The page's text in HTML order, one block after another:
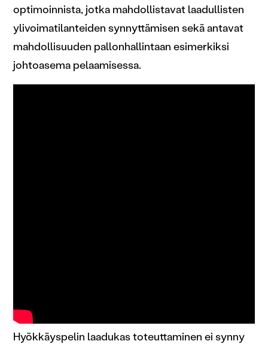
optimoinnista, jotka mahdollistavat laadullisten
ylivoimatilanteiden synnyttämisen sekä antavat
mahdollisuuden pallonhallintaan esimerkiksi
johtoasema pelaamisessa.
Hyökkäyspelin laadukas toteuttaminen ei synny